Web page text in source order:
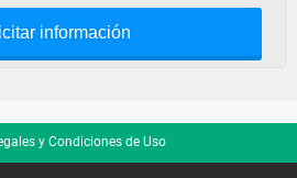
información
y Condiciones de Uso